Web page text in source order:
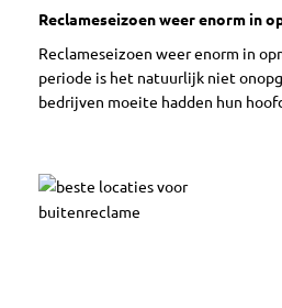
Reclameseizoen weer enorm in
Reclameseizoen weer enorm in
periode is het natuurlijk niet
bedrijven moeite hadden hun